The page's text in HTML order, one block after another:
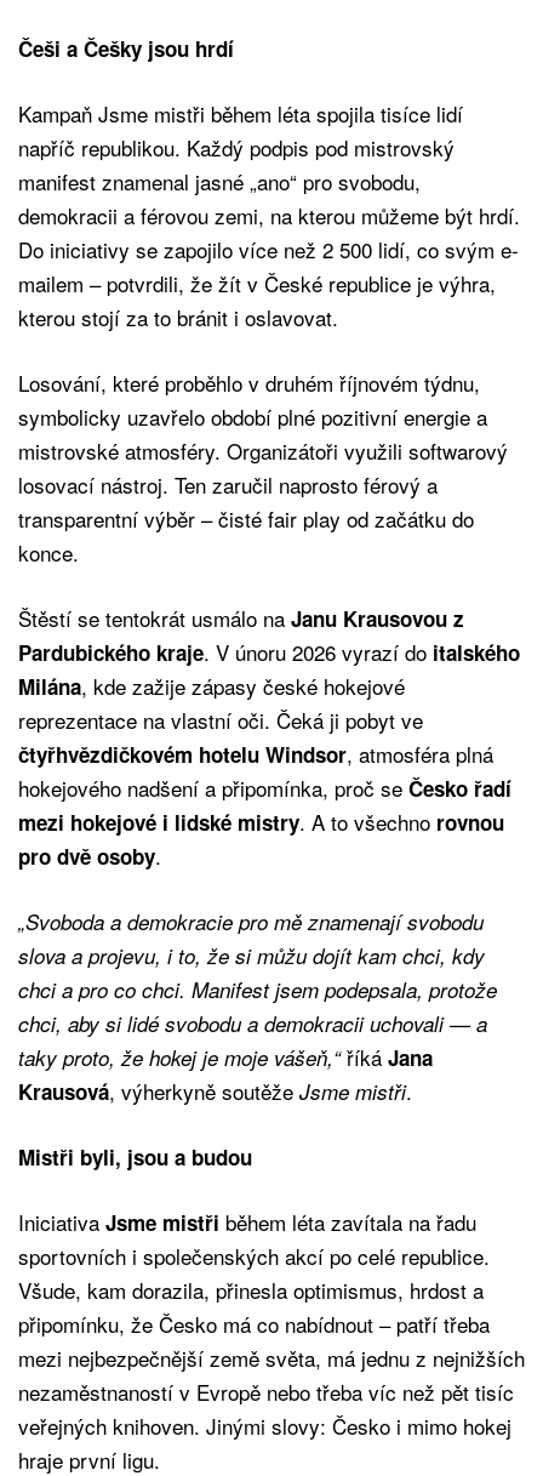
Češi a Češky jsou hrdí
Kampaň Jsme mistři během léta spojila tisíce lidí
napříč republikou. Každý podpis pod mistrovský
manifest znamenal jasné „ano“ pro svobodu,
demokracii a férovou zemi, na kterou můžeme být hrdí.
Do iniciativy se zapojilo více než 2 500 lidí, co svým e-
mailem – potvrdili, že žít v České republice je výhra,
kterou stojí za to bránit i oslavovat.
Losování, které proběhlo v druhém říjnovém týdnu,
symbolicky uzavřelo období plné pozitivní energie a
mistrovské atmosféry. Organizátoři využili softwarový
losovací nástroj. Ten zaručil naprosto férový a
transparentní výběr – čisté fair play od začátku do
konce.
Štěstí se tentokrát usmálo na Janu Krausovou z
Pardubického kraje. V únoru 2026 vyrazí do italského
Milána, kde zažije zápasy české hokejové
reprezentace na vlastní oči. Čeká ji pobyt ve
čtyřhvězdičkovém hotelu Windsor, atmosféra plná
hokejového nadšení a připomínka, proč se Česko řadí
mezi hokejové i lidské mistry. A to všechno rovnou
pro dvě osoby.
„Svoboda a demokracie pro mě znamenají svobodu
slova a projevu, i to, že si můžu dojít kam chci, kdy
chci a pro co chci. Manifest jsem podepsala, protože
chci, aby si lidé svobodu a demokracii uchovali — a
taky proto, že hokej je moje vášeň,“říká Jana
Krausová, výherkyně soutěže Jsme mistři.
Mistři byli, jsou a budou
Iniciativa Jsme mistři během léta zavítala na řadu
sportovních i společenských akcí po celé republice.
Všude, kam dorazila, přinesla optimismus, hrdost a
připomínku, že Česko má co nabídnout – patří třeba
mezi nejbezpečnější země světa, má jednu z nejnižších
nezaměstnaností v Evropě nebo třeba víc než pět tisíc
veřejných knihoven. Jinými slovy: Česko i mimo hokej
hraje první ligu.